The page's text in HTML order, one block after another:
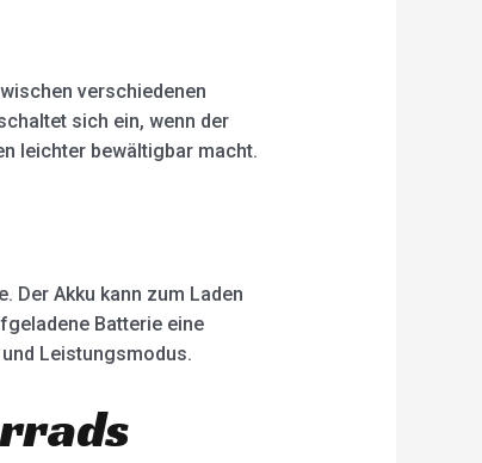
verschiedenen
sich ein, wenn der
leichter bewältigbar macht.
Der Akku kann zum Laden
Batterie eine
Leistungsmodus.